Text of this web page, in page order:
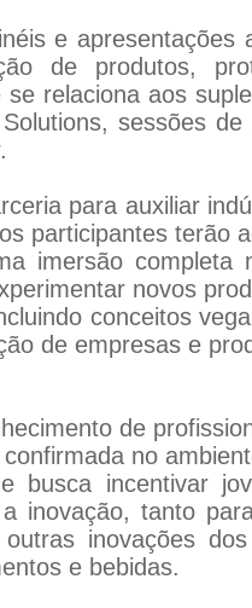
e apresentações
de produtos,
relaciona aos
sessões
para auxiliar
participantes terão
imersão
novos
conceitos
de empresas e
de
no
busca incentivar
inovação, tanto
inovações
e bebidas.